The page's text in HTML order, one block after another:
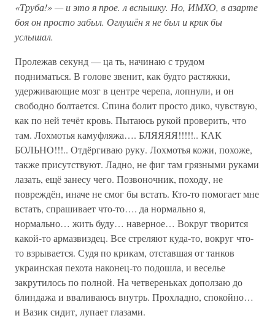
«Труба!» — и это я прое. л вспышку. Но, ИМХО, в азарте
боя он просто забыл. Оглушён я не был и крик бы
услышал.
Пролежав секунд — ца ть, начинаю с трудом
подниматься. В голове звенит, как будто растяжки,
удерживающие мозг в центре черепа, лопнули, и он
свободно болтается. Спина болит просто дико, чувствую,
как по ней течёт кровь. Пытаюсь рукой проверить, что
там. Лохмотья камуфляжа…. БЛЯЯЯЯ!!!!!.. КАК
БОЛЬНО!!!.. Отдёргиваю руку. Лохмотья кожи, похоже,
также присутствуют. Ладно, не фиг там грязными руками
лазать, ещё занесу чего. Позвоночник, походу, не
повреждён, иначе не смог бы встать. Кто-то помогает мне
встать, спрашивает что-то…. да нормально я,
нормально… жить буду… наверное… Вокруг творится
какой-то армазвиздец. Все стреляют куда-то, вокруг что-
то взрывается. Судя по крикам, отставшая от танков
украинская пехота наконец-то подошла, и веселье
закрутилось по полной. На четвереньках доползаю до
блиндажа и вваливаюсь внутрь. Прохладно, спокойно…
и Вазик сидит, лупает глазами.